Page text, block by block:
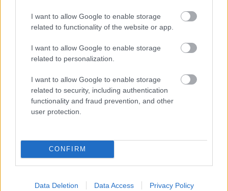
I want to allow Google to enable storage
related to functionality of the website or app.
I want to allow Google to enable storage
related to personalization.
I want to allow Google to enable storage
related to security, including authentication
functionality and fraud prevention, and other
user protection.
CONFIRM
Data Deletion Data Access Privacy Policy
Cleveland Clinic (@clevelandclinic) által megosztott bejegyzés
alábbiak:
-a székelési szokások megváltozása, például hasmenés
-vérzés a végbélből
-tartós székelési inger, még vécéhasználat után is